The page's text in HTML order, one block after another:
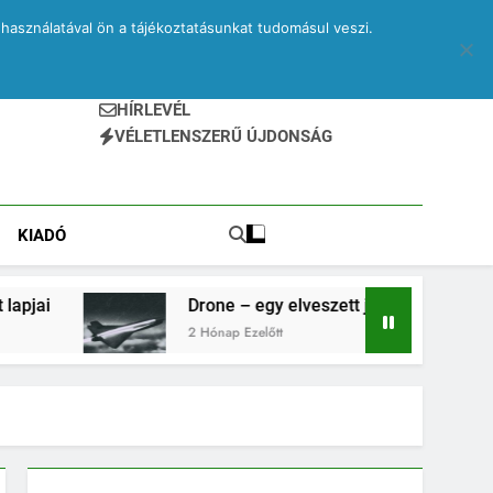
HÍRLEVÉL
VÉLETLENSZERŰ ÚJDONSÁG
KIADÓ
Drone – egy elveszett jegyzetfüzet kitépett lapjai
2 Hónap Ezelőtt
ön a tájékoztatásunkat tudomásul veszi.